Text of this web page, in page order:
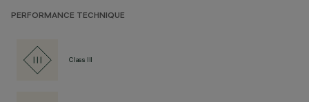
PERFORMANCE TECHNIQUE
Class III